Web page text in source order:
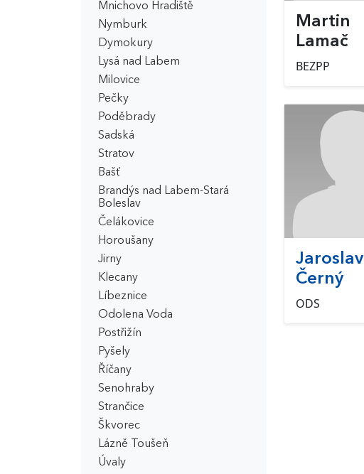
Mnichovo Hradiště
Nymburk
Dymokury
Lysá nad Labem
Milovice
Pečky
Poděbrady
Sadská
Stratov
Bašť
Brandýs nad Labem-Stará
Boleslav
Čelákovice
Horoušany
Jirny
Klecany
Líbeznice
Odolena Voda
Postřižín
Pyšely
Říčany
Senohraby
Strančice
Škvorec
Lázně Toušeň
Úvaly
Martin
Lamač
BEZPP
Jaroslav
Černý
ODS